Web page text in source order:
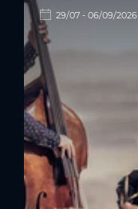
29/07 - 06/09/2026